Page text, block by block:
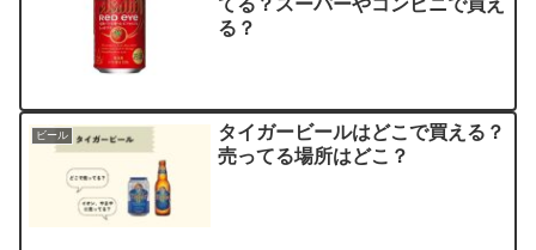
てる？スーパーやコンビニで買え
る？
ビール
タイガービールはどこで買える？
売ってる場所はどこ？